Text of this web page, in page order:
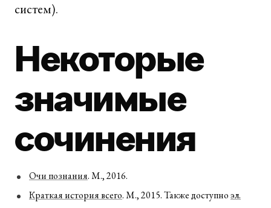
систем).
Некоторые
значимые
сочинения
Очи познания. М., 2016.
Краткая история всего. М., 2015. Также доступноэл.